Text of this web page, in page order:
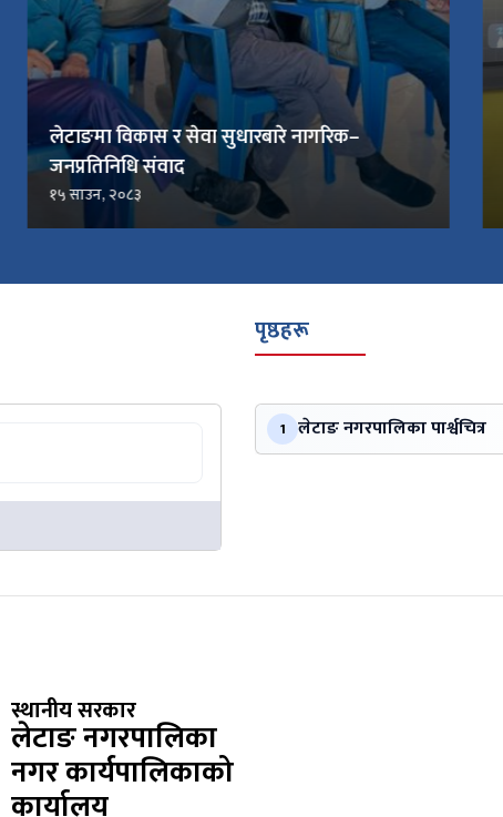
लेटाङमा विकास र सेवा सुधारबारे नागरिक–
जनप्रतिनिधि संवाद
१५ साउन, २०८३
पृष्ठहरू
1 लेटाङ नगरपालिका पार्श्वचित्र
स्थानीय सरकार
लेटाङ नगरपालिका
नगर कार्यपालिकाको